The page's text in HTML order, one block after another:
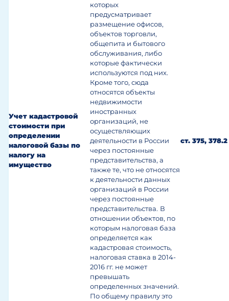
Учет кадастровой
стоимости при
определении
налоговой базы по
налогу на
имущество
которых
предусматривает
размещение офисов,
объектов торговли,
общепита и бытового
обслуживания, либо
которые фактически
используются под них.
Кроме того, сюда
относятся объекты
недвижимости
иностранных
организаций, не
осуществляющих
деятельности в России
через постоянные
представительства, а
также те, что не относятся
к деятельности данных
организаций в России
через постоянные
представительства. В
отношении объектов, по
которым налоговая база
определяется как
кадастровая стоимость,
налоговая ставка в 2014-
2016 гг. не может
превышать
определенных значений.
По общему правилу это
ст. 375,